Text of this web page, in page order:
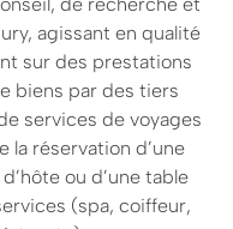
agissant en qualité
sur des prestations
biens par des tiers
services de voyages
la réservation d’une
ou d’une table
(spa, coiffeur,